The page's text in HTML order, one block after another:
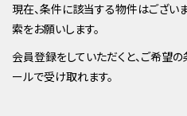
現在、条件に該当する物件はござい
索をお願いします。
会員登録をしていただくと、ご希望
ールで受け取れます。